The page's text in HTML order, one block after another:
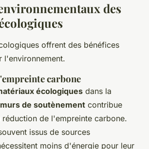
des
offrent des bénéfices
l'environnement.
carbone
écologiques dans la
murs de soutènement contribue
réduction de l'empreinte carbone.
issus de sources
moins d'énergie pour leur